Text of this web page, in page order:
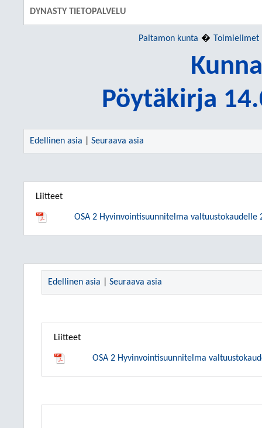
DYNASTY TIETOPALVELU
Paltamon kunta Toimielimet
Pöytäkirja
Edellinen asia Seuraava asia
Liitteet
OSA 2 Hyvinvointisuunnitelma valtuustokaudelle
Edellinen asia Seuraava asia
Liitteet
OSA 2 Hyvinvointisuunnitelma